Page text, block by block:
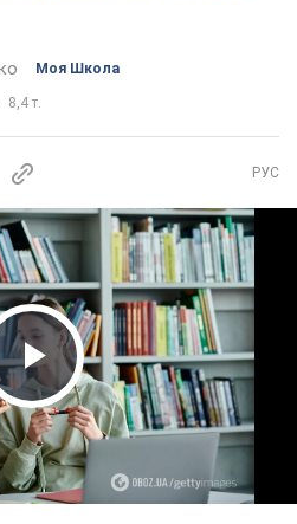
Моя Школа
8,4 т.
РУС
Video